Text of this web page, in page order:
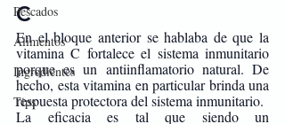
Pescados
Alimentos
Ingredientes
Tips
C
En el bloque anterior se hablaba de que la
vitamina C fortalece el sistema inmunitario
porque es un antiinflamatorio natural. De
hecho, esta vitamina en particular brinda una
respuesta protectora del sistema inmunitario.
La eficacia es tal que siendo un